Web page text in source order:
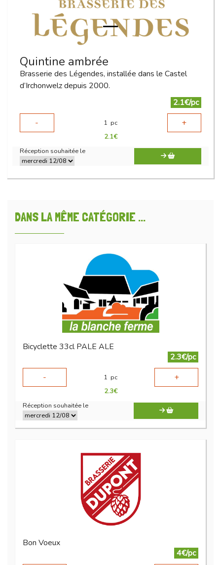
Quintine ambrée
Brasserie des Légendes, installée dans le Castel
d’Irchonwelz depuis 2000.
2.1€/pc
-
1 pc +
2.1€
Réception souhaitée le
DANS LA MÊME CATÉGORIE ...
Bicyclette 33cl PALE ALE
2.3€/pc
-
1 pc +
2.3€
Réception souhaitée le
Bon Voeux
4€/pc